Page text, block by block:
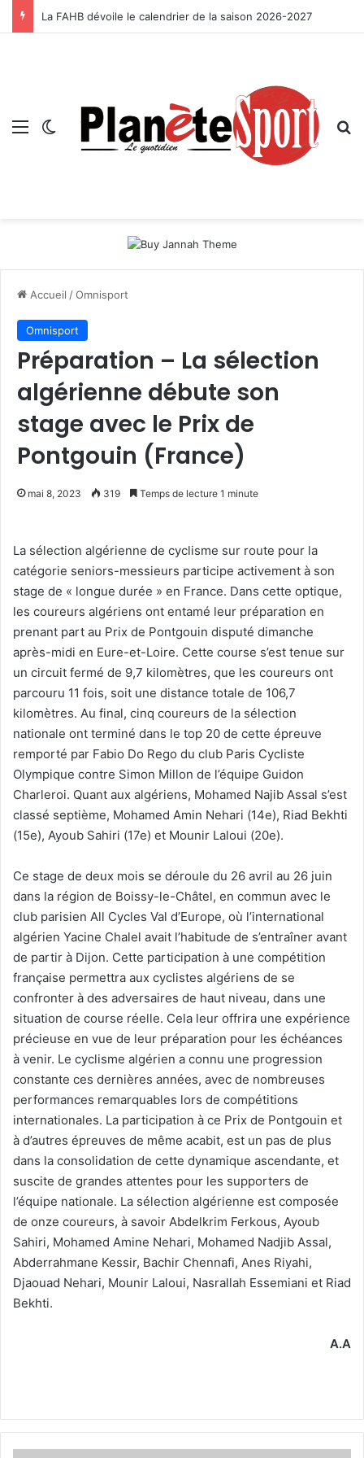
La FAHB dévoile le calendrier de la saison 2026-2027
Menu Switch skin
Accueil /Omnisport
Omnisport
Préparation – La sélection
algérienne débute son
stage avec le Prix de
Pontgouin (France)
mai 8, 2023 319 Temps de lecture 1 minute
La sélection algérienne de cyclisme sur route pour la
catégorie seniors-messieurs participe activement à son
stage de « longue durée » en France. Dans cette optique,
les coureurs algériens ont entamé leur préparation en
prenant part au Prix de Pontgouin disputé dimanche
après-midi en Eure-et-Loire. Cette course s’est tenue sur
un circuit fermé de 9,7 kilomètres, que les coureurs ont
parcouru 11 fois, soit une distance totale de 106,7
kilomètres. Au final, cinq coureurs de la sélection
nationale ont terminé dans le top 20 de cette épreuve
remporté par Fabio Do Rego du club Paris Cycliste
Olympique contre Simon Millon de l’équipe Guidon
Charleroi. Quant aux algériens, Mohamed Najib Assal s’est
classé septième, Mohamed Amin Nehari (14e), Riad Bekhti
(15e), Ayoub Sahiri (17e) et Mounir Laloui (20e).
Ce stage de deux mois se déroule du 26 avril au 26 juin
dans la région de Boissy-le-Châtel, en commun avec le
club parisien All Cycles Val d’Europe, où l’international
algérien Yacine Chalel avait l’habitude de s’entraîner avant
de partir à Dijon. Cette participation à une compétition
française permettra aux cyclistes algériens de se
confronter à des adversaires de haut niveau, dans une
situation de course réelle. Cela leur offrira une expérience
précieuse en vue de leur préparation pour les échéances
à venir. Le cyclisme algérien a connu une progression
constante ces dernières années, avec de nombreuses
performances remarquables lors de compétitions
internationales. La participation à ce Prix de Pontgouin et
à d’autres épreuves de même acabit, est un pas de plus
dans la consolidation de cette dynamique ascendante, et
suscite de grandes attentes pour les supporters de
l’équipe nationale. La sélection algérienne est composée
de onze coureurs, à savoir Abdelkrim Ferkous, Ayoub
Sahiri, Mohamed Amine Nehari, Mohamed Nadjib Assal,
Abderrahmane Kessir, Bachir Chennafi, Anes Riyahi,
Djaouad Nehari, Mounir Laloui, Nasrallah Essemiani et Riad
Bekhti.
A.A